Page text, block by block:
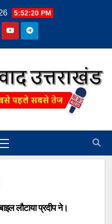
5:52:21 PM
लौटाया प्रदीप ने।